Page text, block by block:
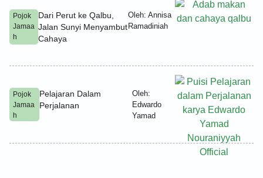
Pojok
Jamaa
h
Dari Perut ke Qalbu,
Jalan Sunyi Menyambut
Cahaya
Oleh: Annisa
Ramadiniah
Pojok
Jamaa
h
Pelajaran Dalam
Perjalanan
Oleh:
Edwardo
Yamad